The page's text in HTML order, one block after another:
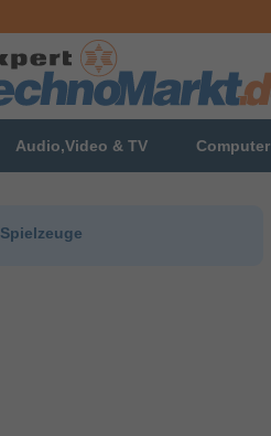
Audio,Video & TV Computer
Spielzeuge